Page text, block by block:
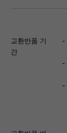
교환반품 기
간